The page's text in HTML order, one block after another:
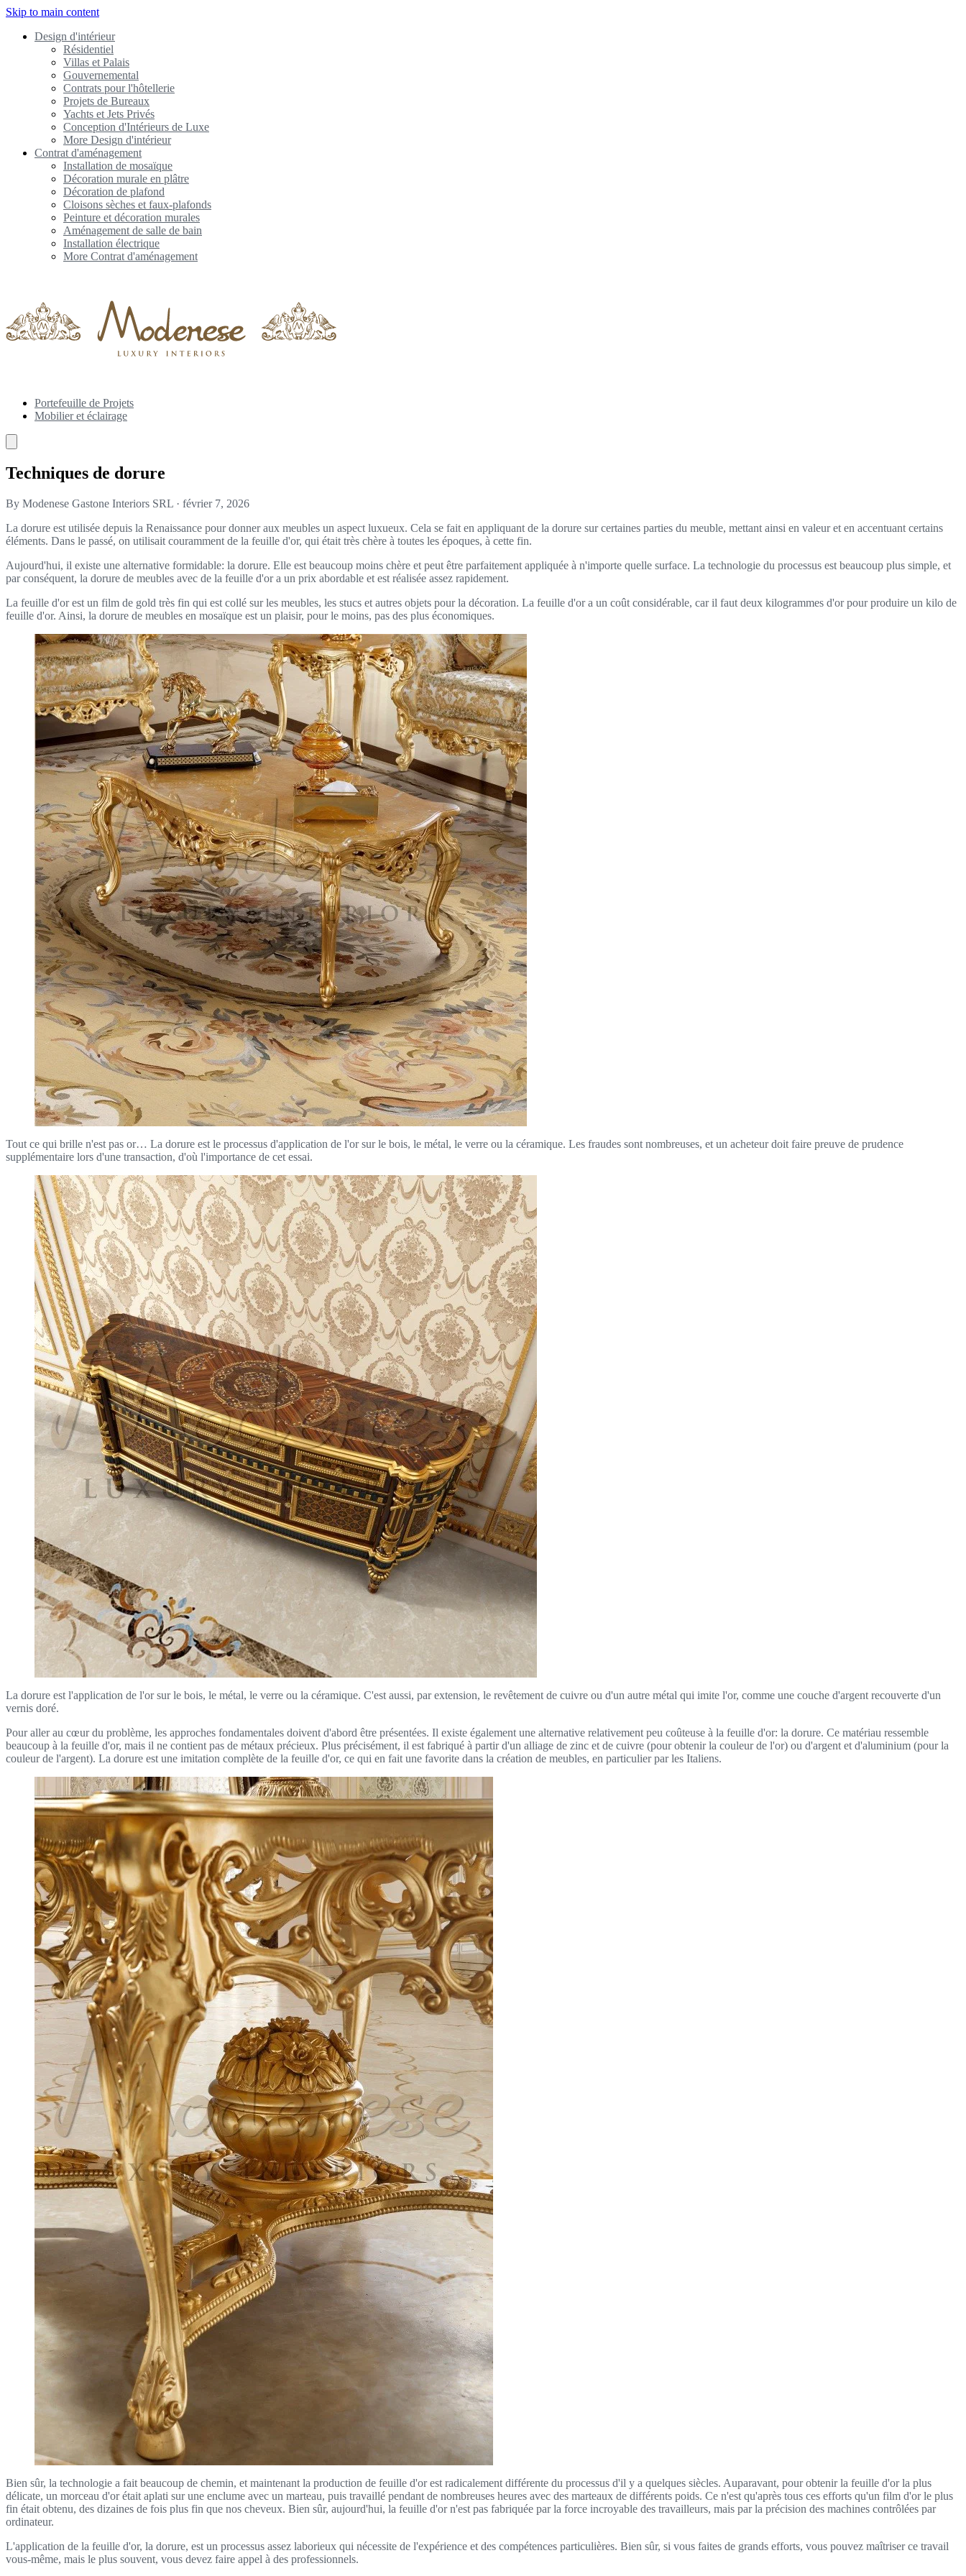
Skip to main content
Design d'intérieur
Résidentiel
Villas et Palais
Gouvernemental
Contrats pour l'hôtellerie
Projets de Bureaux
Yachts et Jets Privés
Conception d'Intérieurs de Luxe
More Design d'intérieur
Contrat d'aménagement
Installation de mosaïque
Décoration murale en plâtre
Décoration de plafond
Cloisons sèches et faux-plafonds
Peinture et décoration murales
Aménagement de salle de bain
Installation électrique
More Contrat d'aménagement
Portefeuille de Projets
Mobilier et éclairage
Techniques de dorure
By Modenese Gastone Interiors SRL · février 7, 2026
La dorure est utilisée depuis la Renaissance pour donner aux meubles un aspect luxueux. Cela se fait en appliquant de la dorure sur certaines parties du meuble, mettant ainsi en valeur et en accentuant certains
éléments. Dans le passé, on utilisait couramment de la feuille d'or, qui était très chère à toutes les époques, à cette fin.
Aujourd'hui, il existe une alternative formidable: la dorure. Elle est beaucoup moins chère et peut être parfaitement appliquée à n'importe quelle surface. La technologie du processus est beaucoup plus simple, et
par conséquent, la dorure de meubles avec de la feuille d'or a un prix abordable et est réalisée assez rapidement.
La feuille d'or est un film de gold très fin qui est collé sur les meubles, les stucs et autres objets pour la décoration. La feuille d'or a un coût considérable, car il faut deux kilogrammes d'or pour produire un kilo de
feuille d'or. Ainsi, la dorure de meubles en mosaïque est un plaisir, pour le moins, pas des plus économiques.
Tout ce qui brille n'est pas or… La dorure est le processus d'application de l'or sur le bois, le métal, le verre ou la céramique. Les fraudes sont nombreuses, et un acheteur doit faire preuve de prudence
supplémentaire lors d'une transaction, d'où l'importance de cet essai.
La dorure est l'application de l'or sur le bois, le métal, le verre ou la céramique. C'est aussi, par extension, le revêtement de cuivre ou d'un autre métal qui imite l'or, comme une couche d'argent recouverte d'un
vernis doré.
Pour aller au cœur du problème, les approches fondamentales doivent d'abord être présentées. Il existe également une alternative relativement peu coûteuse à la feuille d'or: la dorure. Ce matériau ressemble
beaucoup à la feuille d'or, mais il ne contient pas de métaux précieux. Plus précisément, il est fabriqué à partir d'un alliage de zinc et de cuivre (pour obtenir la couleur de l'or) ou d'argent et d'aluminium (pour la
couleur de l'argent). La dorure est une imitation complète de la feuille d'or, ce qui en fait une favorite dans la création de meubles, en particulier par les Italiens.
Bien sûr, la technologie a fait beaucoup de chemin, et maintenant la production de feuille d'or est radicalement différente du processus d'il y a quelques siècles. Auparavant, pour obtenir la feuille d'or la plus
délicate, un morceau d'or était aplati sur une enclume avec un marteau, puis travaillé pendant de nombreuses heures avec des marteaux de différents poids. Ce n'est qu'après tous ces efforts qu'un film d'or le plus
fin était obtenu, des dizaines de fois plus fin que nos cheveux. Bien sûr, aujourd'hui, la feuille d'or n'est pas fabriquée par la force incroyable des travailleurs, mais par la précision des machines contrôlées par
ordinateur.
L'application de la feuille d'or, la dorure, est un processus assez laborieux qui nécessite de l'expérience et des compétences particulières. Bien sûr, si vous faites de grands efforts, vous pouvez maîtriser ce travail
vous-même, mais le plus souvent, vous devez faire appel à des professionnels.